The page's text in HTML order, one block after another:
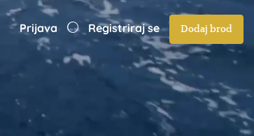
Prijava Registriraj se Dodaj brod